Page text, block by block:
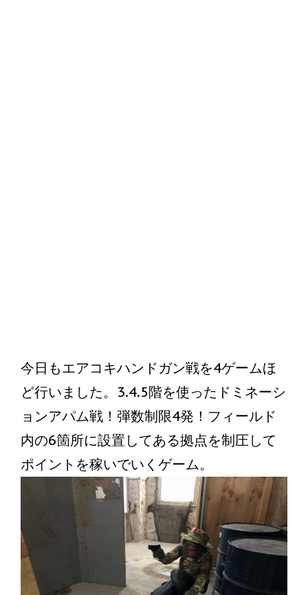
今日もエアコキハンドガン戦を4ゲームほ
ど行いました。3.4.5階を使ったドミネーシ
ョンアパム戦！弾数制限4発！フィールド
内の6箇所に設置してある拠点を制圧して
ポイントを稼いでいくゲーム。